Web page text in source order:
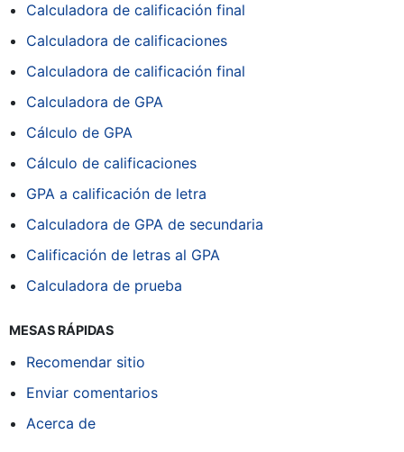
Calculadora de calificación final
Calculadora de calificaciones
Calculadora de calificación final
Calculadora de GPA
Cálculo de GPA
Cálculo de calificaciones
GPA a calificación de letra
Calculadora de GPA de secundaria
Calificación de letras al GPA
Calculadora de prueba
MESAS RÁPIDAS
Recomendar sitio
Enviar comentarios
Acerca de